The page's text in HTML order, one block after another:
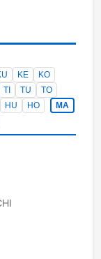
KE
KO
TI TU
TO
HU HO
MA